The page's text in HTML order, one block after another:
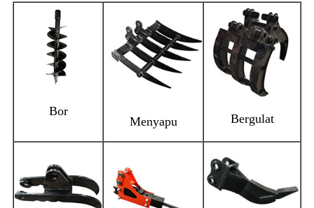
Bor
Menyapu Bergulat